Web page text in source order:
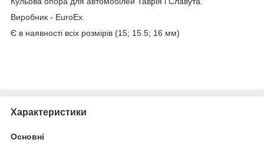
Виробник - EuroEx.
Є в наявності всіх розмірів (15; 15.5; 16 мм)
Характеристики
Основні